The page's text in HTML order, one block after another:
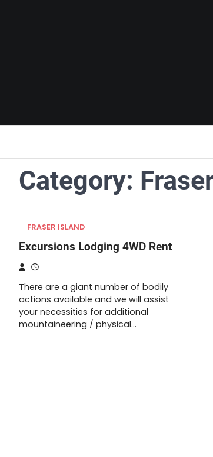
Category:
FRASER ISLAND
Excursions Lodging 4WD Rent
There are a giant number of bodily
actions available and we will assist
your necessities for additional
mountaineering / physical…